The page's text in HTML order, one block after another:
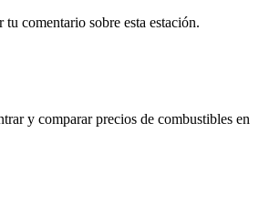
tu comentario sobre esta estación.
y comparar precios de combustibles en